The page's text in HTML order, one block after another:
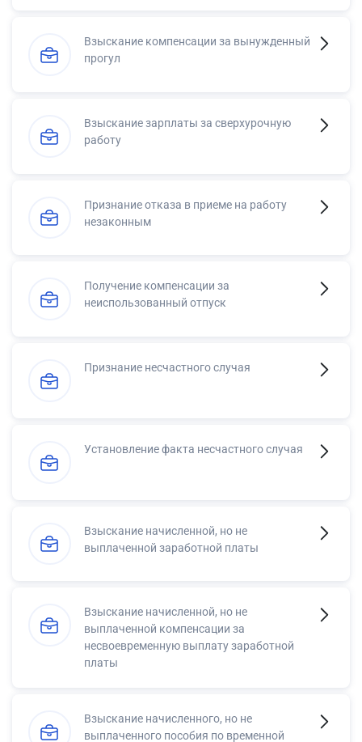
Взыскание компенсации за вынужденный
прогул
Взыскание зарплаты за сверхурочную
работу
Признание отказа в приеме на работу
незаконным
Получение компенсации за
неиспользованный отпуск
Признание несчастного случая
Установление факта несчастного случая
Взыскание начисленной, но не
выплаченной заработной платы
Взыскание начисленной, но не
выплаченной компенсации за
несвоевременную выплату заработной
платы
Взыскание начисленного, но не
выплаченного пособия по временной